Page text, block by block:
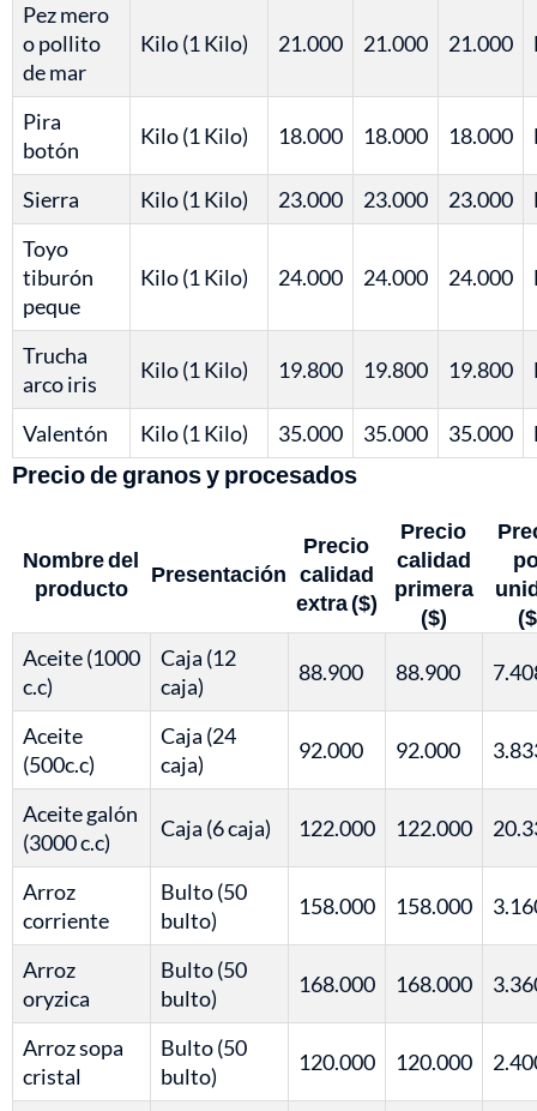
Pez mero
o pollito
de mar
Kilo (1 Kilo) 21.000 21.000 21.000
Pira
botón
Kilo (1 Kilo) 18.000 18.000 18.000
Sierra Kilo (1 Kilo) 23.000 23.000 23.000
Toyo
tiburón
peque
Kilo (1 Kilo) 24.000 24.000 24.000
Trucha
arco iris
Kilo (1 Kilo) 19.800 19.800 19.800
Valentón Kilo (1 Kilo) 35.000 35.000 35.000
Precio de granos y procesados
Nombre del
producto
Presentación
Precio
calidad
extra ($)
Precio
calidad
primera
($)
Aceite (1000
c.c)
Caja (12
caja)
88.900 88.900
Aceite
(500c.c)
Caja (24
caja)
92.000 92.000
Aceite galón
(3000 c.c)
Caja (6 caja) 122.000 122.000
Arroz
corriente
Bulto (50
bulto)
158.000 158.000
Arroz
oryzica
Bulto (50
bulto)
168.000 168.000
Arroz sopa
cristal
Bulto (50
bulto)
120.000 120.000